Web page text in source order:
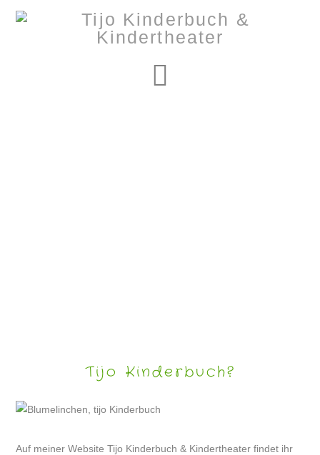
Tijo Kinderbuch?
Auf meiner Website Tijo Kinderbuch & Kindertheater findet ihr